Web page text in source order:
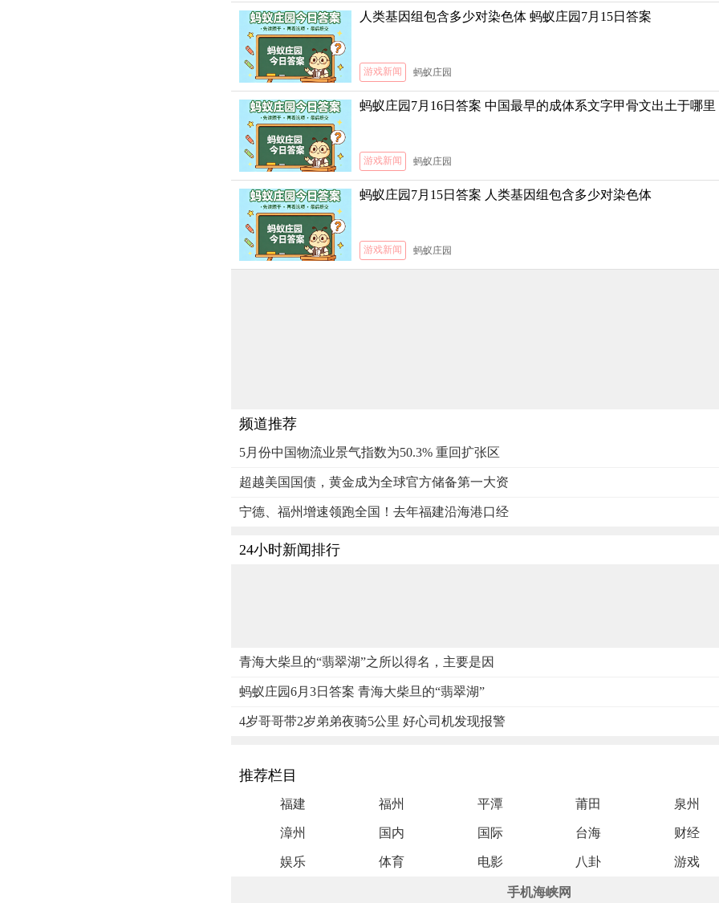
人类基因组包含多少对染色体 蚂蚁庄园7月15日答案
游戏新闻 蚂蚁庄园
蚂蚁庄园7月16日答案 中国最早的成体系文字甲骨文出土于哪里
游戏新闻 蚂蚁庄园
蚂蚁庄园7月15日答案 人类基因组包含多少对染色体
游戏新闻 蚂蚁庄园
频道推荐
5月份中国物流业景气指数为50.3% 重回扩张区
超越美国国债，黄金成为全球官方储备第一大资
宁德、福州增速领跑全国！去年福建沿海港口经
24小时新闻排行
青海大柴旦的“翡翠湖”之所以得名，主要是因
蚂蚁庄园6月3日答案 青海大柴旦的“翡翠湖”
4岁哥哥带2岁弟弟夜骑5公里 好心司机发现报警
推荐栏目
福建 福州 平潭 莆田 泉州
漳州 国内 国际 台海 财经
娱乐 体育 电影 八卦 游戏
手机海峡网